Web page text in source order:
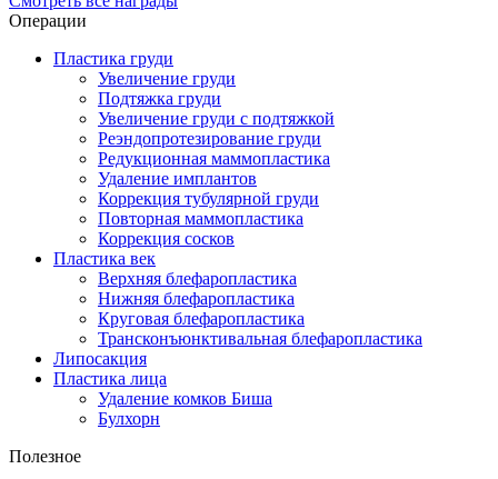
Операции
Пластика груди
Увеличение груди
Подтяжка груди
Увеличение груди с подтяжкой
Реэндопротезирование груди
Редукционная маммопластика
Удаление имплантов
Коррекция тубулярной груди
Повторная маммопластика
Коррекция сосков
Пластика век
Верхняя блефаропластика
Нижняя блефаропластика
Круговая блефаропластика
Трансконъюнктивальная блефаропластика
Липосакция
Пластика лица
Удаление комков Биша
Булхорн
Полезное